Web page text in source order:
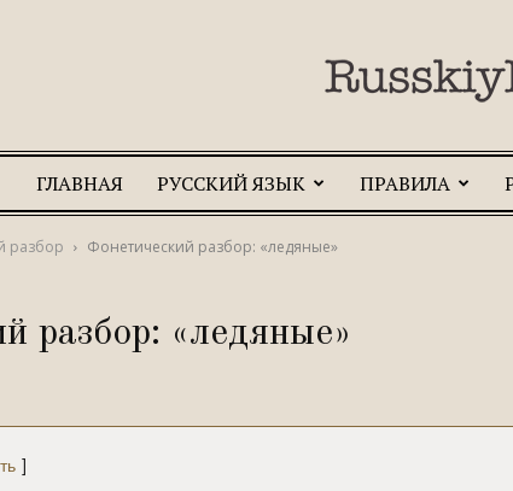
ГЛАВНАЯ РУССКИЙ ЯЗЫК ПРАВИЛА
разбор Фонетический разбор: «ледяные»
разбор: «ледяные»